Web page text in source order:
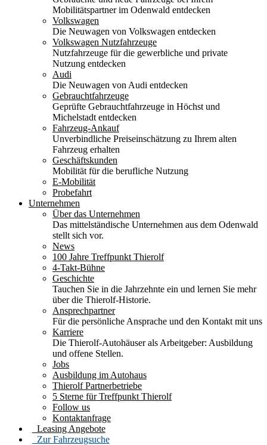
Mobilitätspartner im Odenwald entdecken
Volkswagen
Die Neuwagen von Volkswagen entdecken
Volkswagen Nutzfahrzeuge
Nutzfahrzeuge für die gewerbliche und private
Nutzung entdecken
Audi
Die Neuwagen von Audi entdecken
Gebrauchtfahrzeuge
Geprüfte Gebrauchtfahrzeuge in Höchst und
Michelstadt entdecken
Fahrzeug-Ankauf
Unverbindliche Preiseinschätzung zu Ihrem alten
Fahrzeug erhalten
Geschäftskunden
Mobilität für die berufliche Nutzung
E-Mobilität
Probefahrt
Unternehmen
Über das Unternehmen
Das mittelständische Unternehmen aus dem Odenwald
stellt sich vor.
News
100 Jahre Treffpunkt Thierolf
4-Takt-Bühne
Geschichte
Tauchen Sie in die Jahrzehnte ein und lernen Sie mehr
über die Thierolf-Historie.
Ansprechpartner
Für die persönliche Ansprache und den Kontakt mit uns
Karriere
Die Thierolf-Autohäuser als Arbeitgeber: Ausbildung
und offene Stellen.
Jobs
Ausbildung im Autohaus
Thierolf Partnerbetriebe
5 Sterne für Treffpunkt Thierolf
Follow us
Kontaktanfrage
Leasing Angebote
Zur Fahrzeugsuche